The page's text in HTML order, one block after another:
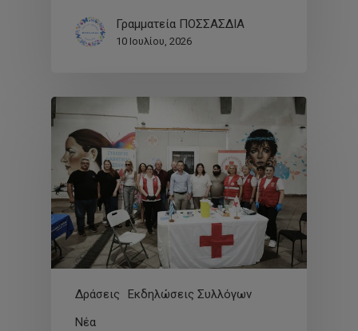
Γραμματεία ΠΟΣΣΑΣΔΙΑ
10 Ιουλίου, 2026
Δράσεις
Εκδηλώσεις Συλλόγων
Νέα